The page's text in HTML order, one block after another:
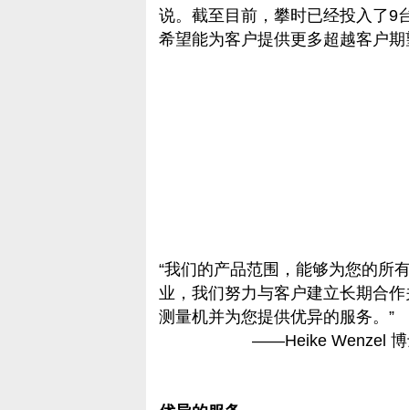
说。截至目前，攀时已经投入了9
希望能为客户提供更多超越客户
“我们的产品范围，能够为您的所
业，我们努力与客户建立长期合
测量机并为您提供优异的服务。”
——Heike Wenzel 博